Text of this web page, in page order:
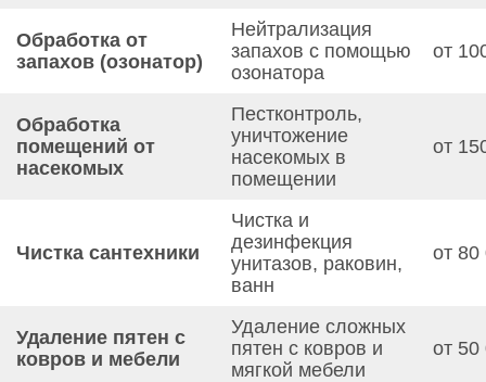
Обработка от
запахов (озонатор)
Нейтрализация
запахов с помощью
озонатора
от
Обработка
помещений от
насекомых
Пестконтроль,
уничтожение
насекомых в
помещении
от
Чистка сантехники
Чистка и
дезинфекция
унитазов, раковин,
ванн
от 80
Удаление пятен с
ковров и мебели
Удаление сложных
пятен с ковров и
мягкой мебели
от 50